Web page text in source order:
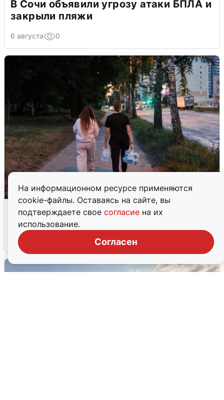
На информационном ресурсе применяются
cookie-файлы. Оставаясь на сайте, вы
подтверждаете свое согласие на их
использование.
Согласен
В Сочи объявили угрозу атаки БПЛА и
закрыли пляжи
6 августа 0
Опубликована карта отключений
воды в Воронеже
6 августа